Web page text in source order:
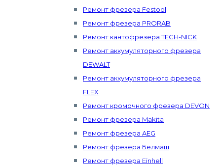
Ремонт фрезера Festool
Ремонт фрезера PRORAB
Ремонт кантофрезера TECH-NICK
Ремонт аккумуляторного фрезера
DEWALT
Ремонт аккумуляторного фрезера
FLEX
Ремонт кромочного фрезера DEVON
Ремонт фрезера Makita
Ремонт фрезера AEG
Ремонт фрезера Белмаш
Ремонт фрезера Einhell